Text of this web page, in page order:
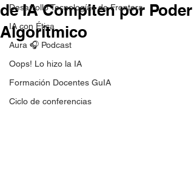
Desarrollo Tecnologías de Frontera
IA con Ética
Aura 🎧 Podcast
Oops! Lo hizo la IA
Formación Docentes GuIA
Ciclo de conferencias
de IA Compiten por Poder
Algorítmico